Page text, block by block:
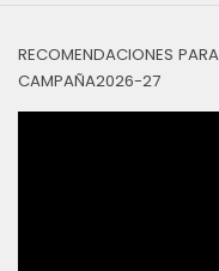
RECOMENDACIONES
CAMPAÑA2026-27